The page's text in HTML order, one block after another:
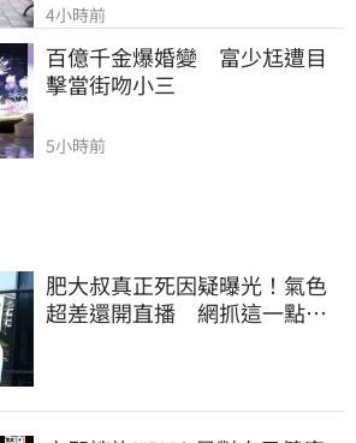
4小時前
百億千金爆婚變　富少尪遭目
擊當街吻小三
5小時前
肥大叔真正死因疑曝光！氣色
超差還開直播 網抓這一點超